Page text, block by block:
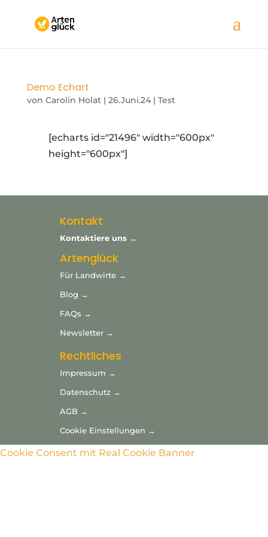
Demo Echart
von Carolin Holat| 26.Juni.24| Test
[echarts id="21496" width="600px"
height="600px"]
Kontakt
Kontaktiere uns →
Artenglück
Für Landwirte →
Blog →
FAQs →
Newsletter →
Rechtliches
Impressum →
Datenschutz →
AGB →
Cookie Einstellungen →
Cookie Consent mit Real Cookie Banner